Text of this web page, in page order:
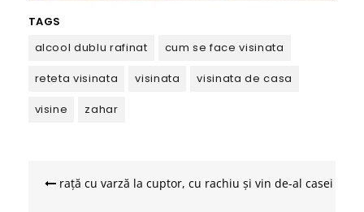
TAGS
alcool dublu rafinat
cum se face visinata
reteta visinata
visinata
visinata de casa
visine
zahar
rață cu varză la cuptor, cu rachiu și vin de-al casei